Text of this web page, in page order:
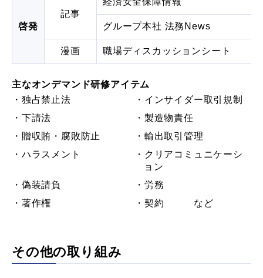
啓発
記事
グループ本社 法務News
漫画 職場ディスカッションシート
主なオンデマンド研修アイテム
・独占禁止法
・インサイダー取引規制
・下請法
・製造物責任
・贈収賄・腐敗防止
・輸出取引管理
・ハラスメント
・クリアコミュニケーシ
ョン
・偽装請負
・労務
・著作権
・契約 など
その他の取り組み